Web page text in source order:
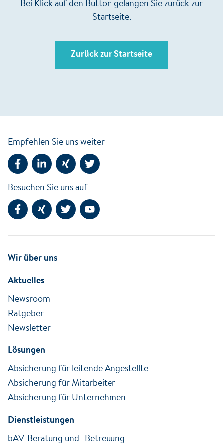
Bei Klick auf den Button gelangen Sie zurück zur
Startseite.
Zurück zur Startseite
Empfehlen Sie uns weiter
Seite auf Facebook teilen
Seite auf LinkedIn teilen
Seite auf Xing teilen
Seite auf Twitter teilen
Besuchen Sie uns auf
Facebook
Xing TwitterYouTube
Wir über uns
Aktuelles
Newsroom
Ratgeber
Newsletter
Lösungen
Absicherung für leitende Angestellte
Absicherung für Mitarbeiter
Absicherung für Unternehmen
Dienstleistungen
bAV-Beratung und -Betreuung